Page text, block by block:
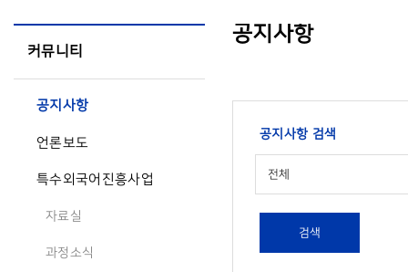
커뮤니티
공지사항
언론보도
특수외국어진흥사업
자료실
과정소식
공지사항
공지사항 검색
전체
검색